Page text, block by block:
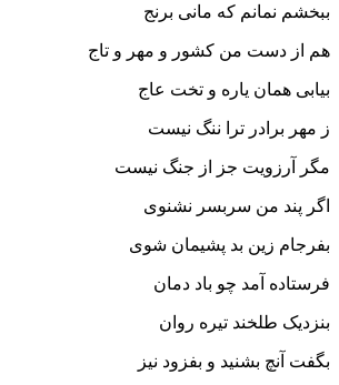
ببخشم نمانم که مانى برنج‏
هم از دست من کشور و مهر و تاج
بیابى همان یاره و تخت عاج‏
ز مهر برادر ترا ننگ نیست
مگر آرزویت جز از جنگ نیست‏
اگر پند من سربسر نشنوى
بفرجام زین بد پشیمان شوى‏
فرستاده آمد چو باد دمان
بنزدیک طلخند تیره روان‏
بگفت آنچ بشنید و بفزود نیز